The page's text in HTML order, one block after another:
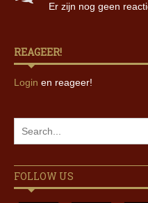
Er zijn nog geen
REAGEER!
Login en reageer!
FOLLOW US